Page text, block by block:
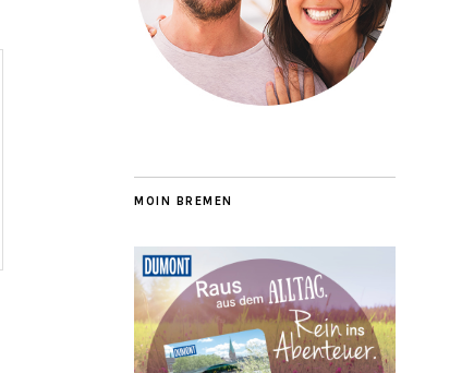
MOIN BREMEN